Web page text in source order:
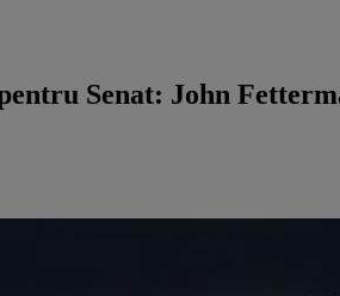
Senat: John